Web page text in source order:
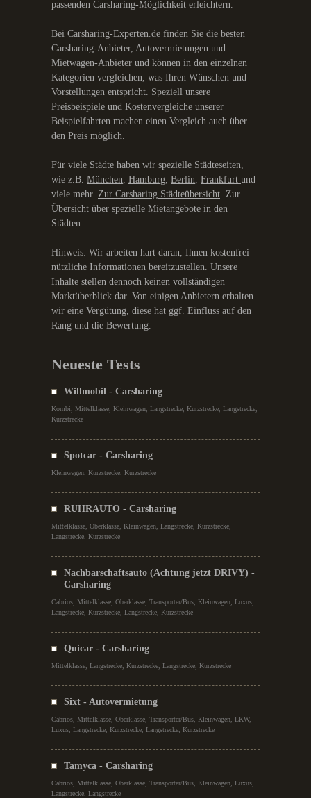
passenden Carsharing-Möglichkeit erleichtern.
Bei Carsharing-Experten.de finden Sie die besten
Carsharing-Anbieter, Autovermietungen und
Mietwagen-Anbieter und können in den einzelnen
Kategorien vergleichen, was Ihren Wünschen und
Vorstellungen entspricht. Speziell unsere
Preisbeispiele und Kostenvergleiche unserer
Beispielfahrten machen einen Vergleich auch über
den Preis möglich.
Für viele Städte haben wir spezielle Städteseiten,
wie z.B. München Hamburg Berlin Frankfurt und
viele mehr. Zur Carsharing Städteübersicht . Zur
Übersicht über spezielle Mietangebote in den
Städten.
Hinweis: Wir arbeiten hart daran, Ihnen kostenfrei
nützliche Informationen bereitzustellen. Unsere
Inhalte stellen dennoch keinen vollständigen
Marktüberblick dar. Von einigen Anbietern erhalten
wir eine Vergütung, diese hat ggf. Einfluss auf den
Rang und die Bewertung.
Neueste Tests
Willmobil - Carsharing
Kombi, Mittelklasse, Kleinwagen, Langstrecke, Kurzstrecke, Langstrecke,
Kurzstrecke
Spotcar - Carsharing
Kleinwagen, Kurzstrecke, Kurzstrecke
RUHRAUTO - Carsharing
Mittelklasse, Oberklasse, Kleinwagen, Langstrecke, Kurzstrecke,
Langstrecke, Kurzstrecke
Nachbarschaftsauto (Achtung jetzt DRIVY) -
Carsharing
Cabrios, Mittelklasse, Oberklasse, Transporter/Bus, Kleinwagen, Luxus,
Langstrecke, Kurzstrecke, Langstrecke, Kurzstrecke
Quicar - Carsharing
Mittelklasse, Langstrecke, Kurzstrecke, Langstrecke, Kurzstrecke
Sixt - Autovermietung
Cabrios, Mittelklasse, Oberklasse, Transporter/Bus, Kleinwagen, LKW,
Luxus, Langstrecke, Kurzstrecke, Langstrecke, Kurzstrecke
Tamyca - Carsharing
Cabrios, Mittelklasse, Oberklasse, Transporter/Bus, Kleinwagen, Luxus,
Langstrecke, Langstrecke